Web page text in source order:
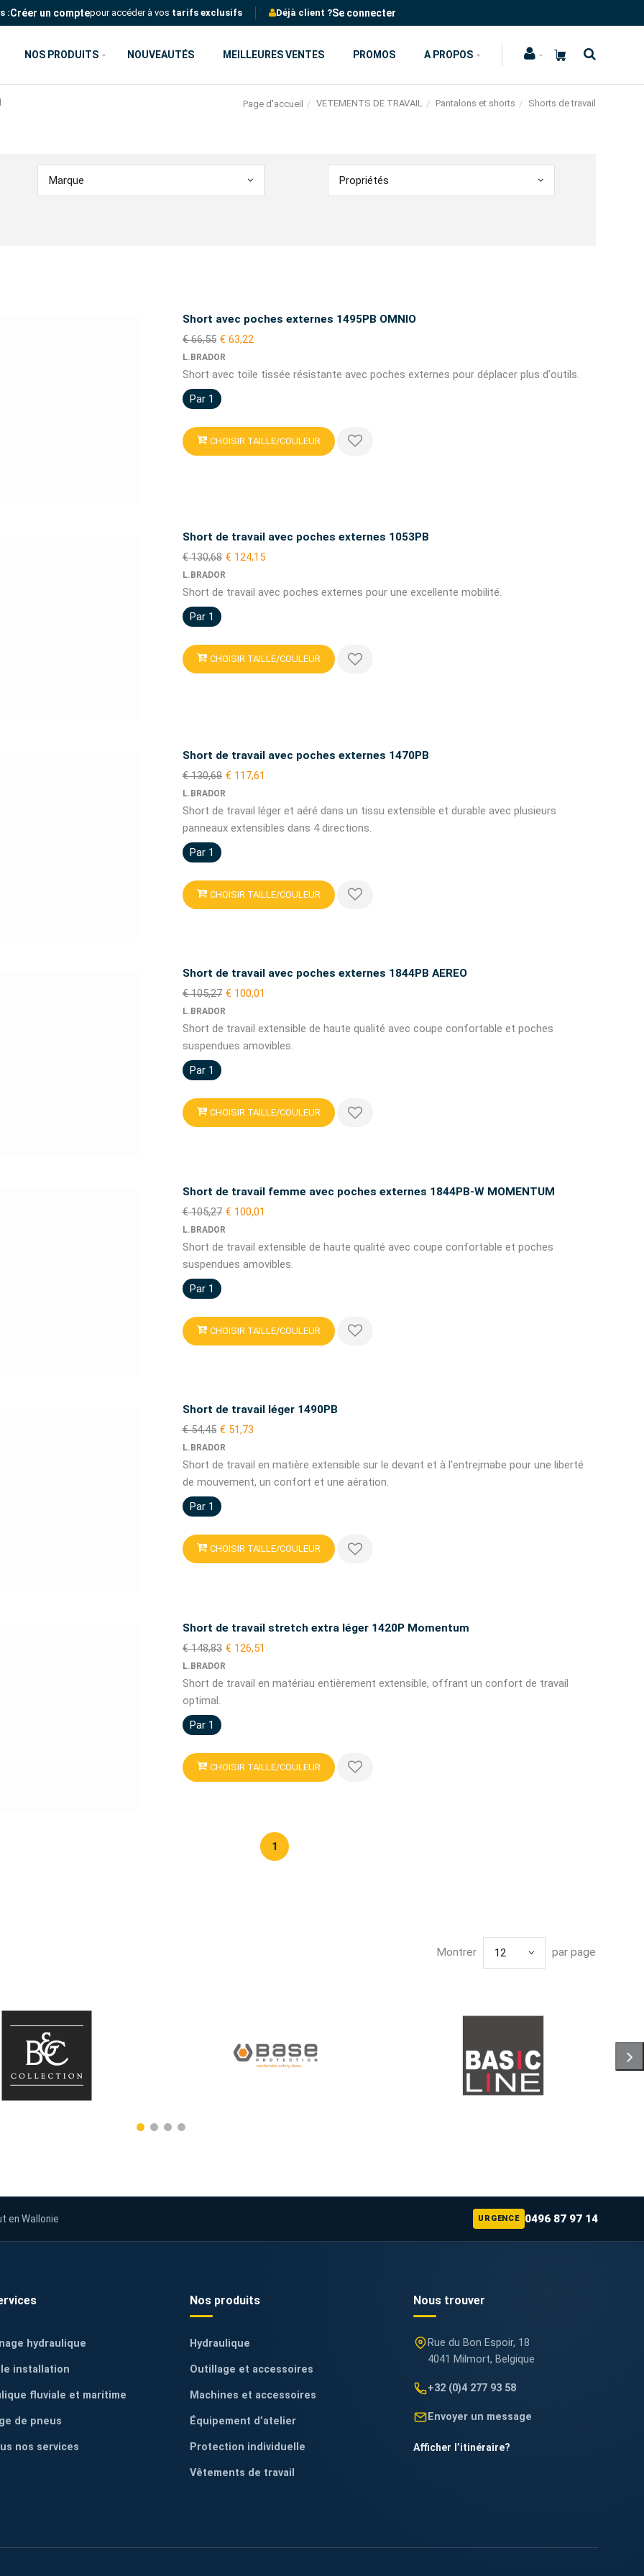
:Créer un comptepour accéder à vos tarifs exclusifs Déjà client ?Se connecter
NOS PRODUITS NOUVEAUTÉS MEILLEURES VENTES PROMOS A PROPOS
Page d'accueil VETEMENTS DE TRAVAIL Pantalons et shorts Shorts de travail
Marque Propriétés
Short avec poches externes 1495PB OMNIO
€ 66,55 € 63,22
L.BRADOR
Short avec toile tissée résistante avec poches externes pour déplacer plus d'outils.
Par 1
CHOISIR TAILLE/COULEUR
Short de travail avec poches externes 1053PB
€ 130,68 € 124,15
L.BRADOR
Short de travail avec poches externes pour une excellente mobilité.
Par 1
CHOISIR TAILLE/COULEUR
Short de travail avec poches externes 1470PB
€ 130,68 € 117,61
L.BRADOR
Short de travail léger et aéré dans un tissu extensible et durable avec plusieurs
panneaux extensibles dans 4 directions.
Par 1
CHOISIR TAILLE/COULEUR
Short de travail avec poches externes 1844PB AEREO
€ 105,27 € 100,01
L.BRADOR
Short de travail extensible de haute qualité avec coupe confortable et poches
suspendues amovibles.
Par 1
CHOISIR TAILLE/COULEUR
Short de travail femme avec poches externes 1844PB-W MOMENTUM
€ 105,27 € 100,01
L.BRADOR
Short de travail extensible de haute qualité avec coupe confortable et poches
suspendues amovibles.
Par 1
CHOISIR TAILLE/COULEUR
Short de travail léger 1490PB
€ 54,45 € 51,73
L.BRADOR
Short de travail en matière extensible sur le devant et à l'entrejmabe pour une liberté
de mouvement, un confort et une aération.
Par 1
CHOISIR TAILLE/COULEUR
Short de travail stretch extra léger 1420P Momentum
€ 148,83 € 126,51
L.BRADOR
Short de travail en matériau entièrement extensible, offrant un confort de travail
optimal.
Par 1
CHOISIR TAILLE/COULEUR
1
Montrer 12 par page
en Wallonie URGENCE 0496 87 97 14
hydraulique
installation
fluviale et maritime
de pneus
nos services
Nos produits
Hydraulique
Outillage et accessoires
Machines et accessoires
Équipement d’atelier
Protection individuelle
Vêtements de travail
Nous trouver
Rue du Bon Espoir, 18
4041 Milmort, Belgique
+32 (0)4 277 93 58
Envoyer un message
Afficher l’itinéraire?